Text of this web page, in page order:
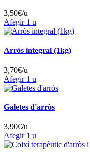
3,50€/u
Afegir 1 u
Arròs integral (1kg)
3,70€/u
Afegir 1 u
Galetes d'arròs
3,90€/u
Afegir 1 u